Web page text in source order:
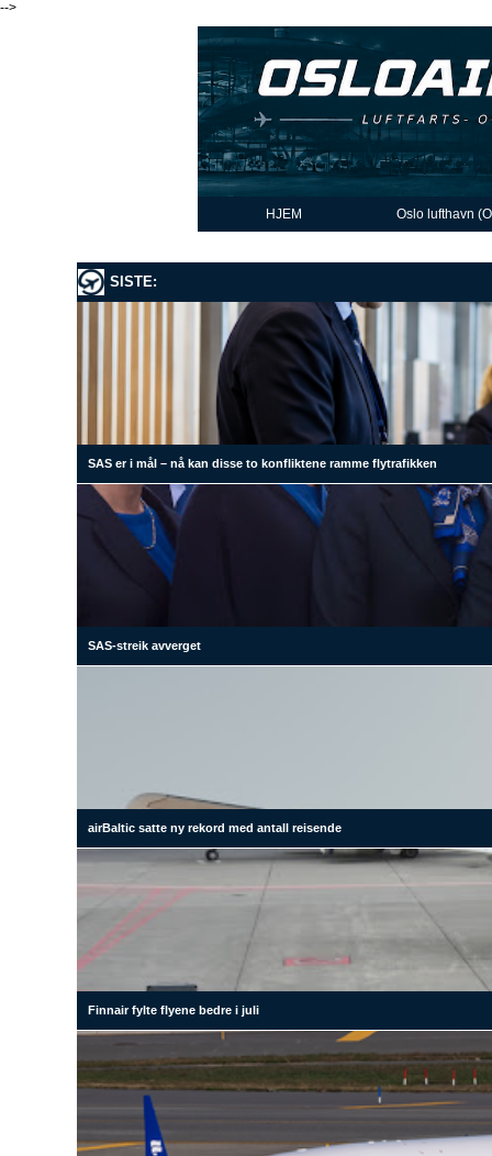
-->
HJEM Oslo lufthavn
SISTE:
SAS er i mål – nå kan disse to konfliktene ramme flytrafikken
SAS-streik avverget
airBaltic satte ny rekord med antall reisende
Finnair fylte flyene bedre i juli